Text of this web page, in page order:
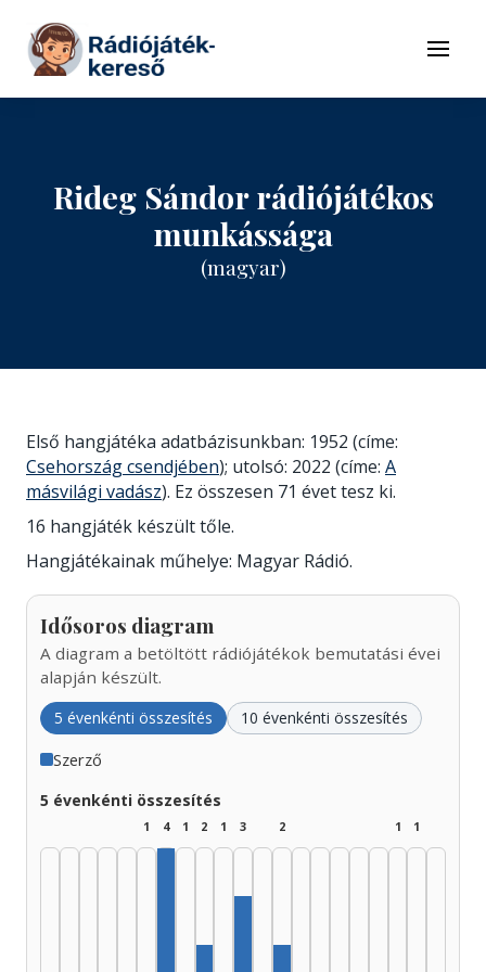
Tovább a tartalomhoz
Menü
Rideg Sándor rádiójátékos
munkássága
(magyar)
Első hangjátéka adatbázisunkban: 1952 (címe:
Csehország csendjében); utolsó: 2022 (címe: A
másvilági vadász). Ez összesen 71 évet tesz ki.
16 hangjáték készült tőle.
Hangjátékainak műhelye: Magyar Rádió.
Idősoros diagram
A diagram a betöltött rádiójátékok bemutatási évei
alapján készült.
5 évenkénti összesítés 10 évenkénti összesítés
Szerző
5 évenkénti összesítés
1 4 1 2 1 3 2 1 1